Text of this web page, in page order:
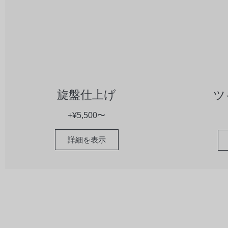
旋盤仕上げ
+¥5,500〜
詳細を表示